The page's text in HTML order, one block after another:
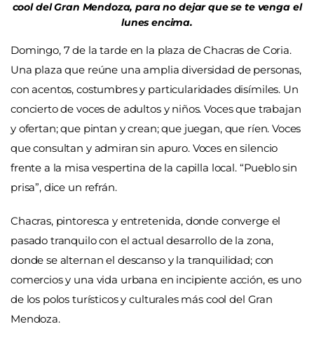
cool del Gran Mendoza, para no dejar que se te venga el
lunes encima.
Domingo, 7 de la tarde en la plaza de Chacras de Coria.
Una plaza que reúne una amplia diversidad de personas,
con acentos, costumbres y particularidades disímiles. Un
concierto de voces de adultos y niños. Voces que trabajan
y ofertan; que pintan y crean; que juegan, que ríen. Voces
que consultan y admiran sin apuro. Voces en silencio
frente a la misa vespertina de la capilla local. “Pueblo sin
prisa”, dice un refrán.
Chacras, pintoresca y entretenida, donde converge el
pasado tranquilo con el actual desarrollo de la zona,
donde se alternan el descanso y la tranquilidad; con
comercios y una vida urbana en incipiente acción, es uno
de los polos turísticos y culturales más cool del Gran
Mendoza.